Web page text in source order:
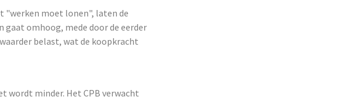
"werken moet lonen", laten de
gaat omhoog, mede door de eerder
belast, wat de koopkracht
wordt minder. Het CPB verwacht